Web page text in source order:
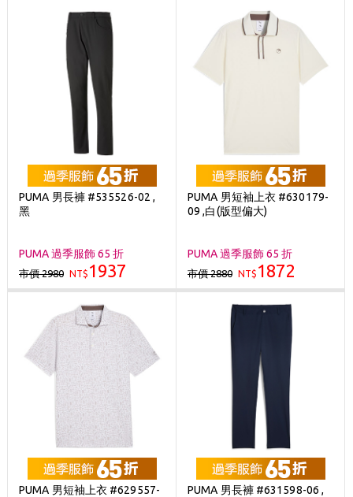
PUMA 男長褲 #535526-02 ,
黑
PUMA 過季服飾 65 折
市價 2980 NT$ 1937
PUMA 男短袖上衣 #630179-
09 ,白(版型偏大)
PUMA 過季服飾 65 折
市價 2880 NT$ 1872
PUMA 男短袖上衣 #629557-
PUMA 男長褲 #631598-06 ,